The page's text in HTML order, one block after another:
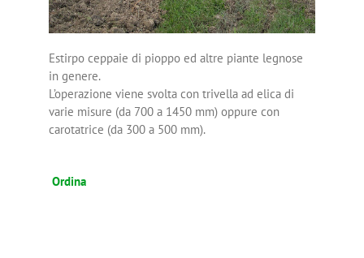
Estirpo ceppaie di pioppo ed altre piante legnose
in genere.
L’operazione viene svolta con trivella ad elica di
varie misure (da 700 a 1450 mm) oppure con
carotatrice (da 300 a 500 mm).
Ordina